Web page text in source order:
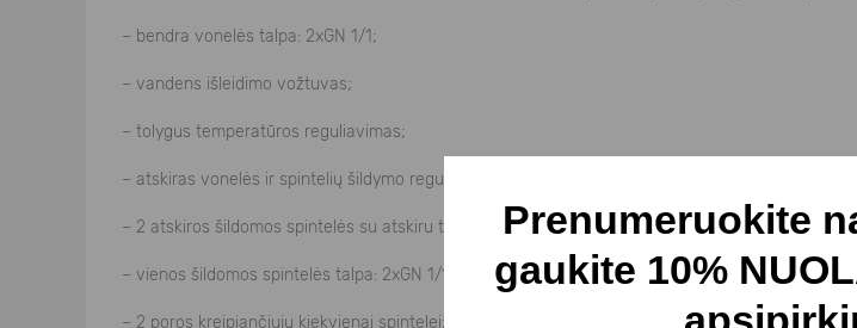
– bendra vonelės talpa: 2xGN 1/1;
– vandens išleidimo vožtuvas;
– tolygus temperatūros reguliavimas;
– atskiras vonelės ir spintelių šildymo reguliavimas;
– 2 atskiros šildomos spintelės su atskiru temperatūros reguliavimu;
– vienos šildomos spintelės talpa: 2xGN 1/1;
– 2 poros kreipiančiųjų kiekvienai spintelei;
Prenumeruokite
gaukite 10%